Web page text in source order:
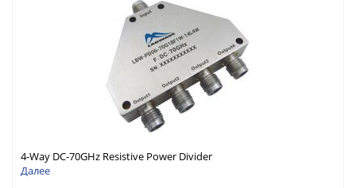
4-Way DC-70GHz Resistive Power Divider
Далее